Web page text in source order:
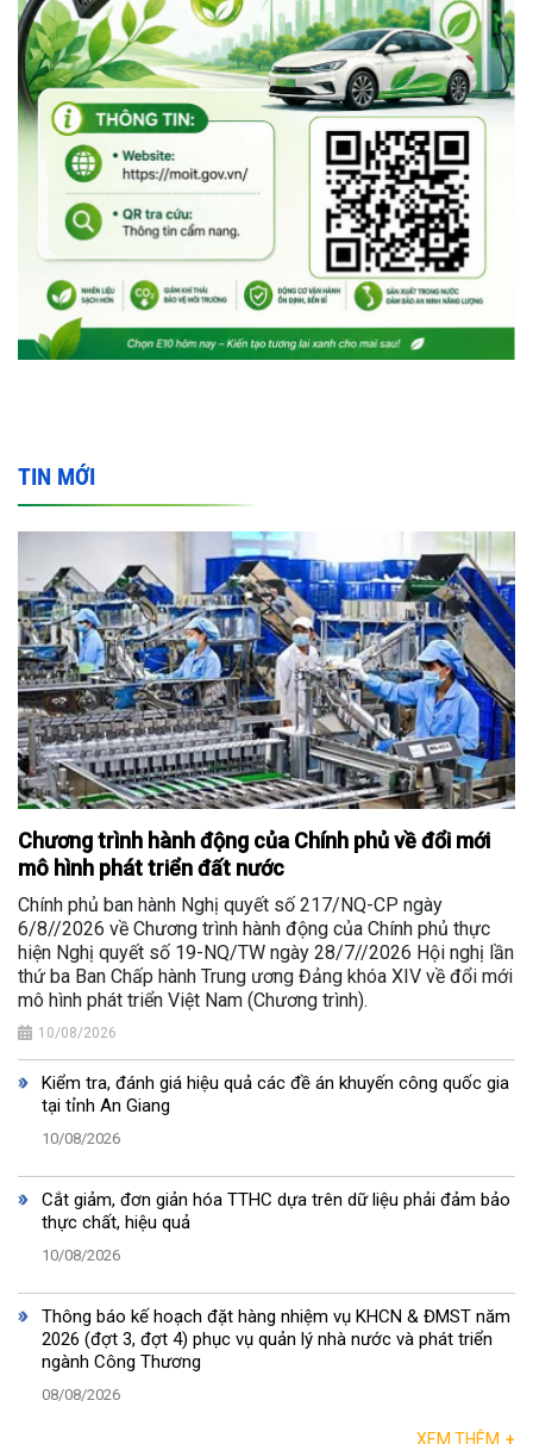
TIN MỚI
Chương trình hành động của Chính phủ về đổi mới
mô hình phát triển đất nước
Chính phủ ban hành Nghị quyết số 217/NQ-CP ngày
6/8//2026 về Chương trình hành động của Chính phủ thực
hiện Nghị quyết số 19-NQ/TW ngày 28/7//2026 Hội nghị lần
thứ ba Ban Chấp hành Trung ương Đảng khóa XIV về đổi mới
mô hình phát triển Việt Nam (Chương trình).
10/08/2026
Kiểm tra, đánh giá hiệu quả các đề án khuyến công quốc gia
tại tỉnh An Giang
10/08/2026
Cắt giảm, đơn giản hóa TTHC dựa trên dữ liệu phải đảm bảo
thực chất, hiệu quả
10/08/2026
Thông báo kế hoạch đặt hàng nhiệm vụ KHCN & ĐMST năm
2026 (đợt 3, đợt 4) phục vụ quản lý nhà nước và phát triển
ngành Công Thương
08/08/2026
XEM THÊM +